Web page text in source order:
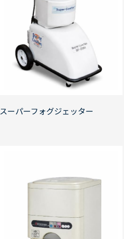
スーパーフォグジェッター